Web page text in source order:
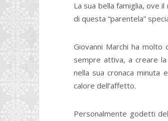
La sua bella famiglia, ove
di questa “parentela”
Giovanni Marchi ha molto
sempre attiva, a creare
nella sua cronaca minuta
calore dell’affetto.
Personalmente godetti